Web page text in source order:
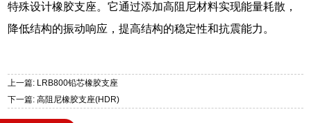
特殊设计橡胶支座。它通过添加高阻尼材料实现能量耗散，
降低结构的振动响应，提高结构的稳定性和抗震能力。
上一篇: LRB800铅芯橡胶支座
下一篇: 高阻尼橡胶支座(HDR)